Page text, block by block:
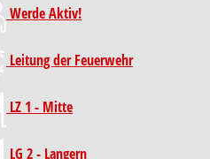
Werde Aktiv!
Leitung der Feuerwehr
LZ 1 - Mitte
LG 2 - Langern